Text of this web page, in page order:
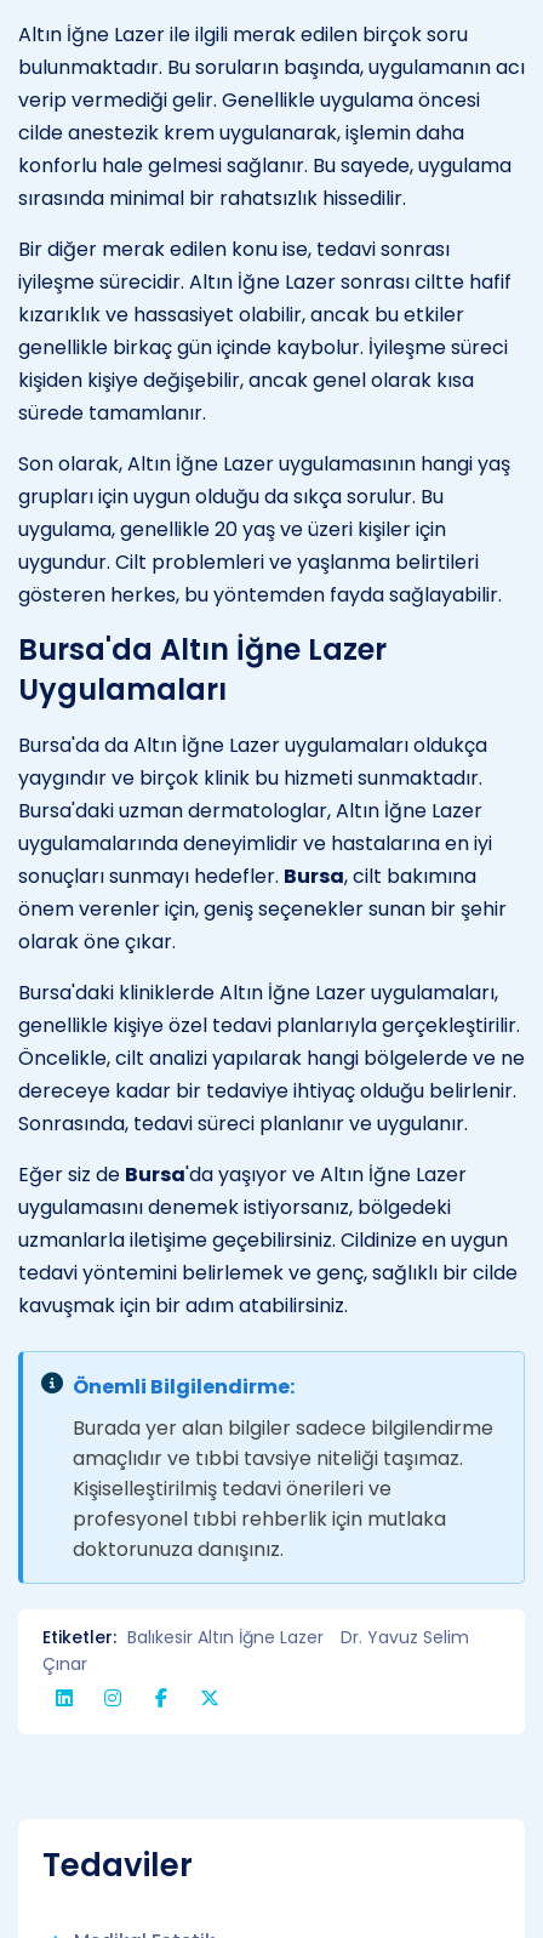
Altın İğne Lazer ile ilgili merak edilen birçok soru
bulunmaktadır. Bu soruların başında, uygulamanın acı
verip vermediği gelir. Genellikle uygulama öncesi
cilde anestezik krem uygulanarak, işlemin daha
konforlu hale gelmesi sağlanır. Bu sayede, uygulama
sırasında minimal bir rahatsızlık hissedilir.
Bir diğer merak edilen konu ise, tedavi sonrası
iyileşme sürecidir. Altın İğne Lazer sonrası ciltte hafif
kızarıklık ve hassasiyet olabilir, ancak bu etkiler
genellikle birkaç gün içinde kaybolur. İyileşme süreci
kişiden kişiye değişebilir, ancak genel olarak kısa
sürede tamamlanır.
Son olarak, Altın İğne Lazer uygulamasının hangi yaş
grupları için uygun olduğu da sıkça sorulur. Bu
uygulama, genellikle 20 yaş ve üzeri kişiler için
uygundur. Cilt problemleri ve yaşlanma belirtileri
gösteren herkes, bu yöntemden fayda sağlayabilir.
Bursa'da Altın İğne Lazer
Uygulamaları
Bursa'da da Altın İğne Lazer uygulamaları oldukça
yaygındır ve birçok klinik bu hizmeti sunmaktadır.
Bursa'daki uzman dermatologlar, Altın İğne Lazer
uygulamalarında deneyimlidir ve hastalarına en iyi
sonuçları sunmayı hedefler. Bursa, cilt bakımına
önem verenler için, geniş seçenekler sunan bir şehir
olarak öne çıkar.
Bursa'daki kliniklerde Altın İğne Lazer uygulamaları,
genellikle kişiye özel tedavi planlarıyla gerçekleştirilir.
Öncelikle, cilt analizi yapılarak hangi bölgelerde ve ne
dereceye kadar bir tedaviye ihtiyaç olduğu belirlenir.
Sonrasında, tedavi süreci planlanır ve uygulanır.
Eğer siz de Bursa'da yaşıyor ve Altın İğne Lazer
uygulamasını denemek istiyorsanız, bölgedeki
uzmanlarla iletişime geçebilirsiniz. Cildinize en uygun
tedavi yöntemini belirlemek ve genç, sağlıklı bir cilde
kavuşmak için bir adım atabilirsiniz.
Önemli Bilgilendirme:
Burada yer alan bilgiler sadece bilgilendirme
amaçlıdır ve tıbbi tavsiye niteliği taşımaz.
Kişiselleştirilmiş tedavi önerileri ve
profesyonel tıbbi rehberlik için mutlaka
doktorunuza danışınız.
Etiketler: Balıkesir Altın İğne Lazer
Dr. Yavuz Selim
Çınar
Tedaviler